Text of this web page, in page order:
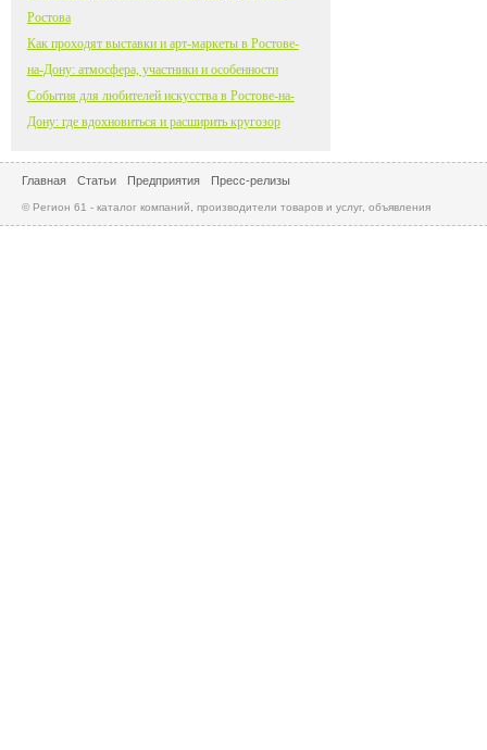
Ростова
Как проходят выставки и арт-маркеты в Ростове-
на-Дону: атмосфера, участники и особенности
События для любителей искусства в Ростове-на-
Дону: где вдохновиться и расширить кругозор
Главная Статьи Предприятия Пресс-релизы
© Регион 61 - каталог компаний, производители товаров и услуг, объявления